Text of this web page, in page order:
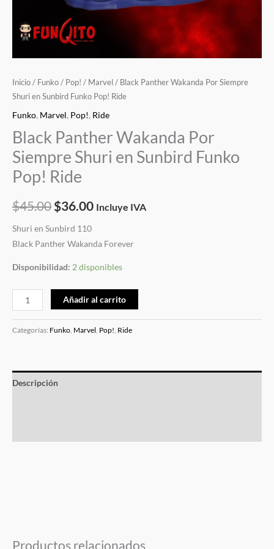
Inicio / Funko / Pop! / Marvel / Black Panther Wakanda Por Siempre
Shuri en Sunbird Funko Pop! Ride
Funko, Marvel, Pop!, Ride
Black Panther Wakanda Por
Siempre Shuri en Sunbird Funko
Pop! Ride
$45.00 $36.00 Incluye IVA
Shuri en Sunbird 110
Black Panther Wakanda Forever
Disponibilidad: 2 disponibles
Añadir al carrito
Categorías: Funko Marvel Pop! Ride
Descripción
Productos relacionados